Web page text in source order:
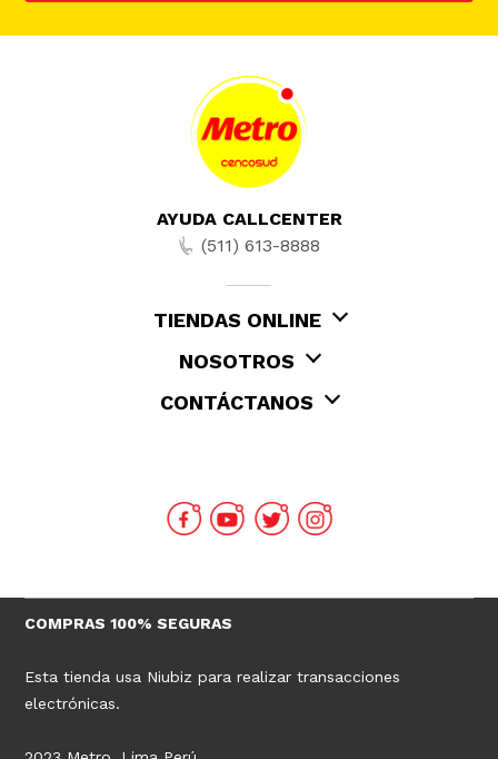
AYUDA CALLCENTER
(511) 613-8888
TIENDAS ONLINE
NOSOTROS
CONTÁCTANOS
COMPRAS 100% SEGURAS
Esta tienda usa Niubiz para realizar transacciones
electrónicas.